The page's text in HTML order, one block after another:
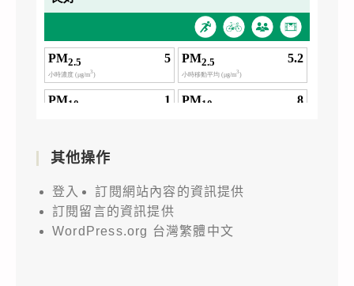
其他操作
登入
訂閱網站內容的資訊提供
訂閱留言的資訊提供
WordPress.org 台灣繁體中文